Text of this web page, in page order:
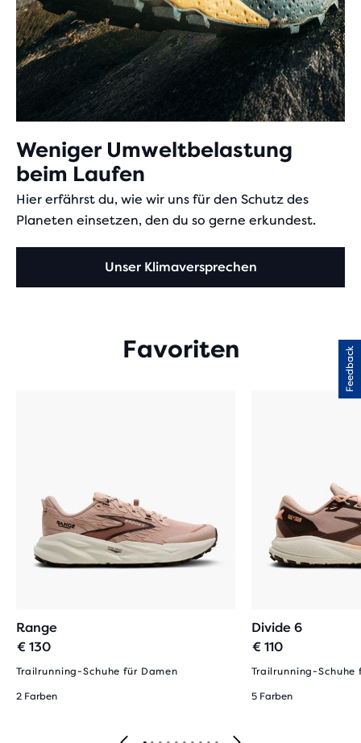
Weniger Umweltbelastung
beim Laufen
Hier erfährst du, wie wir uns für den Schutz des
Planeten einsetzen, den du so gerne erkundest.
Unser Klimaversprechen
Favoriten
Range
€ 130
Trailrunning-Schuhe für Damen
2 Farben
Divide 6
€ 110
Trailrunning-Schuhe
5 Farben
Feedback